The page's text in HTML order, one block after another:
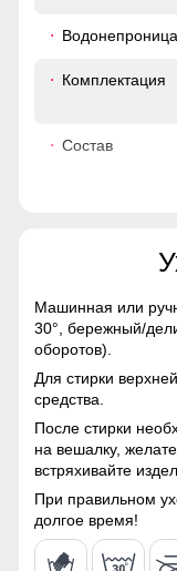
Натуральный мех
натурального
добавляет тепла
опушка придает
благородно.
Гарантия
Куртка с
непревзойденную
материалы
48 (XL)
Комплектация
Состав
Материал
Материал
капюшона
Материал
Фактура
Машинная или
30°, бережный/
оборотов).
Для стирки
средства.
После стирки
на вешалку,
встряхивайте
При правильном
долгое время!